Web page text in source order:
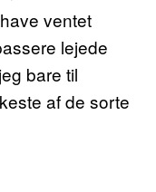
ventet
lejede
bare til
af de sorte